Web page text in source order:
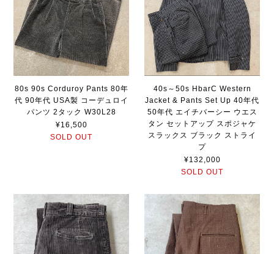
80s 90s Corduroy Pants 80年
代 90年代 USA製 コーデュロイ
パンツ 2タック W30L28
¥16,500
SOLD OUT
40s～50s HbarC Western
Jacket & Pants Set Up 40年代
50年代 エイチバーシー ウエス
タン セットアップ スポジャケ
スラックス ブラック ストライ
プ
¥132,000
SOLD OUT